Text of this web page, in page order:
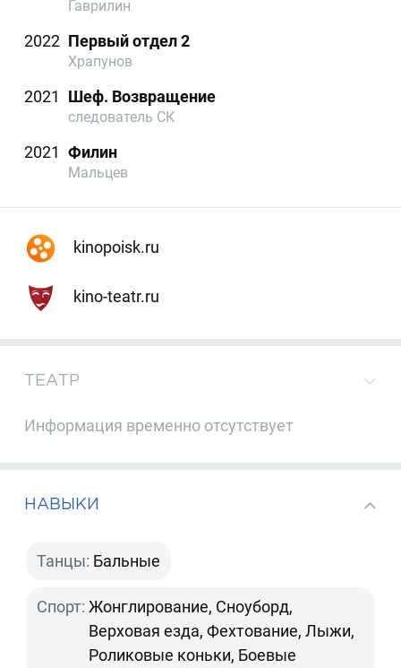
Гаврилин
2022 Первый отдел 2
Храпунов
2021 Шеф. Возвращение
следователь СК
2021 Филин
Мальцев
kinopoisk.ru
kino-teatr.ru
ТЕАТР
Информация временно отсутствует
НАВЫКИ
Танцы: Бальные
Спорт: Жонглирование, Сноуборд,
Верховая езда, Фехтование, Лыжи,
Роликовые коньки, Боевые